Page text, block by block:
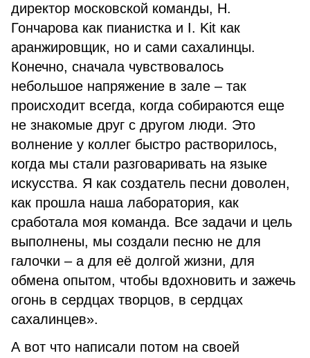
директор московской команды, Н.
Гончарова как пианистка и I. Kit как
аранжировщик, но и сами сахалинцы.
Конечно, сначала чувствовалось
небольшое напряжение в зале – так
происходит всегда, когда собираются еще
не знакомые друг с другом люди. Это
волнение у коллег быстро растворилось,
когда мы стали разговаривать на языке
искусства. Я как создатель песни доволен,
как прошла наша лаборатория, как
сработала моя команда. Все задачи и цель
выполнены, мы создали песню не для
галочки – а для её долгой жизни, для
обмена опытом, чтобы вдохновить и зажечь
огонь в сердцах творцов, в сердцах
сахалинцев».
А вот что написали потом на своей